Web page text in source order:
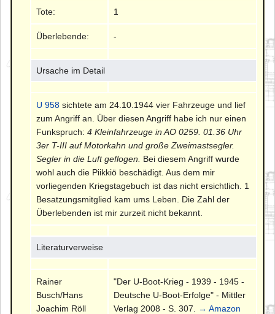
Tote: 1
Überlebende: -
Ursache im Detail
U 958 sichtete am 24.10.1944 vier Fahrzeuge und lief
zum Angriff an. Über diesen Angriff habe ich nur einen
Funkspruch:4 Kleinfahrzeuge in AO 0259. 01.36 Uhr
3er T-III auf Motorkahn und große Zweimastsegler.
Segler in die Luft geflogen.
Bei diesem Angriff wurde
wohl auch die Piikkiö beschädigt. Aus dem mir
vorliegenden Kriegstagebuch ist das nicht ersichtlich. 1
Besatzungsmitglied kam ums Leben. Die Zahl der
Überlebenden ist mir zurzeit nicht bekannt.
Literaturverweise
Rainer
Busch/Hans
Joachim Röll
"Der U-Boot-Krieg - 1939 - 1945 -
Deutsche U-Boot-Erfolge" - Mittler
Verlag 2008 - S. 307.
→ Amazon